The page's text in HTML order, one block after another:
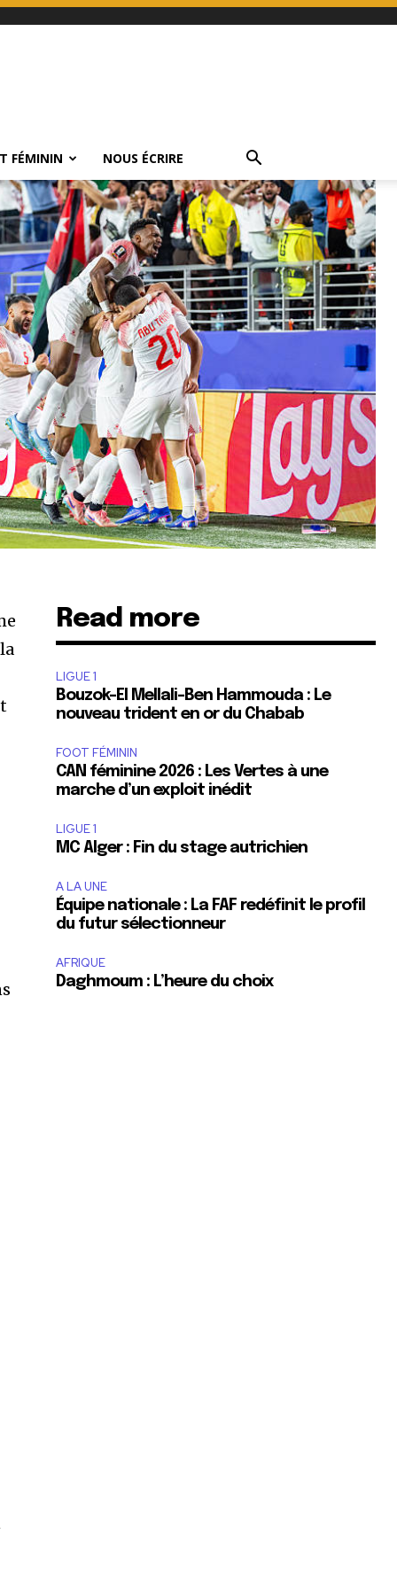
FÉMININ NOUS ÉCRIRE
Read more
LIGUE 1
Bouzok-El Mellali-Ben Hammouda : Le
nouveau trident en or du Chabab
FOOT FÉMININ
CAN féminine 2026 : Les Vertes à une
marche d’un exploit inédit
LIGUE 1
MC Alger : Fin du stage autrichien
A LA UNE
Équipe nationale : La FAF redéfinit le profil
du futur sélectionneur
AFRIQUE
Daghmoum : L’heure du choix